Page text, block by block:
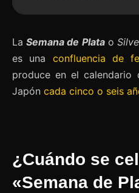
LaSemana de Platao
es una confluencia de
produce en el calendario
Japón cada cinco o seis
¿Cuándo se
«Semana de